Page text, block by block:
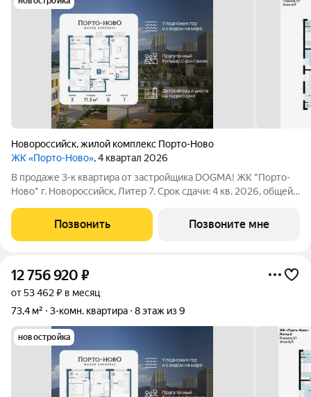
Новороссийск,жилой комплекс Порто-Ново
ЖК «Порто-Ново», 4 квартал 2026
В продаже 3-к квартира от застройщика DOGMA! ЖК "Порто-
Ново" г. Новороссийск, Литер 7. Срок сдачи: 4 кв. 2026, общей
для комфортной жизни. Место, где шум Чёрного моря
становится саундтреком
Позвонить Позвоните мне
12 756 920 ₽
от 53 462 ₽ в месяц
73,4 м²
3-комн. квартира 8 этаж из 9
новостройка